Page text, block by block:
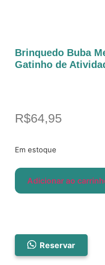
Brinquedo Buba
Gatinho de
R$64,95
Em estoque
Adicionar ao
Reservar